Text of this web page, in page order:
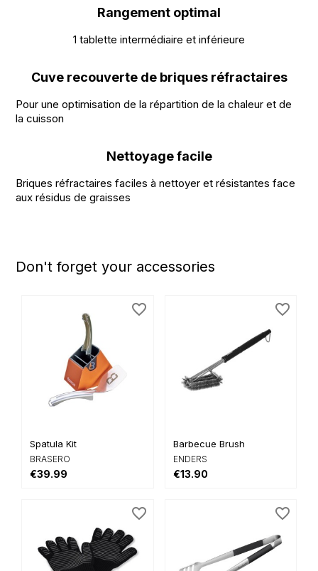
Rangement optimal
1 tablette intermédiaire et inférieure
Cuve recouverte de briques réfractaires
Pour une optimisation de la répartition de la chaleur et de
la cuisson
Nettoyage facile
Briques réfractaires faciles à nettoyer et résistantes face
aux résidus de graisses
Don't forget your accessories
Spatula Kit
BRASERO
€39.99
favorite_border
Barbecue Brush
ENDERS
€13.90
favorite_border
favorite_border favorite_border